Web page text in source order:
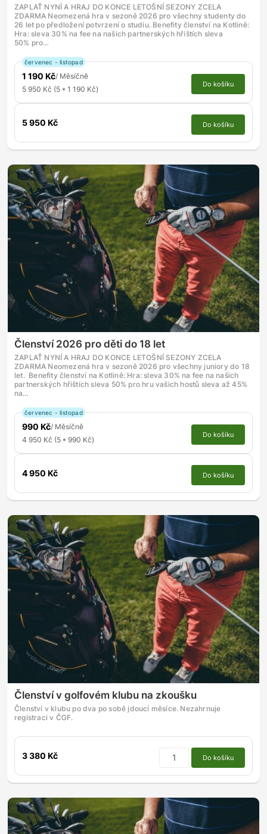
ZAPLAŤ NYNÍ A HRAJ DO KONCE LETOŠNÍ SEZONY ZCELA
ZDARMA Neomezená hra v sezoně 2026 pro všechny studenty do
26 let po předložení potvrzení o studiu. Benefity členství na Kotlině:
Hra: sleva 30% na fee na našich partnerských hřištích sleva
50% pro…
červenec - listopad
1 190 Kč/ Měsíčně
5 950 Kč (5 * 1 190 Kč)
Do košíku
5 950 Kč Do košíku
Členství 2026 pro děti do 18 let
ZAPLAŤ NYNÍ A HRAJ DO KONCE LETOŠNÍ SEZONY ZCELA
ZDARMA Neomezená hra v sezoně 2026 pro všechny juniory do 18
let. Benefity členství na Kotlině: Hra: sleva 30% na fee na našich
partnerských hřištích sleva 50% pro hru vašich hostů sleva až 45%
na…
červenec - listopad
990 Kč/ Měsíčně
4 950 Kč (5 * 990 Kč)
Do košíku
4 950 Kč Do košíku
Členství v golfovém klubu na zkoušku
Členství v klubu po dva po sobě jdoucí měsíce. Nezahrnuje
registraci v ČGF.
3 380 Kč Do košíku